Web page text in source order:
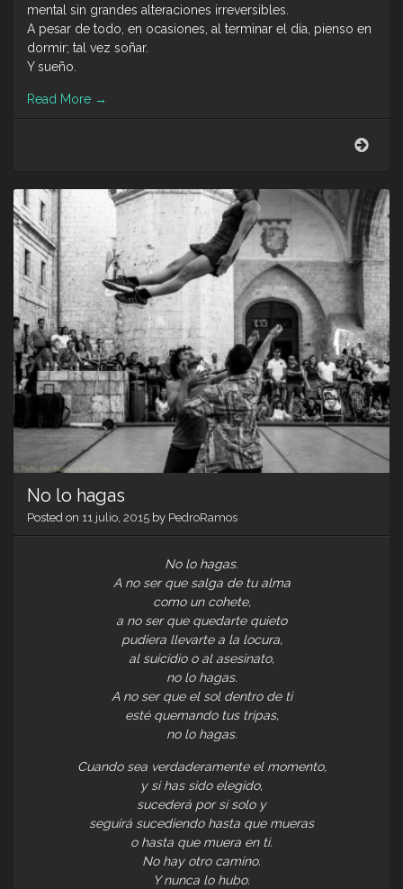
mental sin grandes alteraciones irreversibles.
A pesar de todo, en ocasiones, al terminar el día, pienso en
dormir; tal vez soñar.
Y sueño.
Read More →
No lo hagas
Posted on 11 julio, 2015 by PedroRamos
No lo hagas.
A no ser que salga de tu alma
como un cohete,
a no ser que quedarte quieto
pudiera llevarte a la locura,
al suicidio o al asesinato,
no lo hagas.
A no ser que el sol dentro de ti
esté quemando tus tripas,
no lo hagas.
Cuando sea verdaderamente el momento,
y si has sido elegido,
sucederá por sí solo y
seguirá sucediendo hasta que mueras
o hasta que muera en ti.
No hay otro camino.
Y nunca lo hubo.